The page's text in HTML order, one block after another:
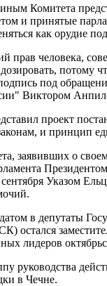
Комитета
и принятые
как орудие
человека,
под
Виктором
проект
и принцип
заявивших о
Указом
в депутаты
остался
лидеров
руководства
в Чечне.